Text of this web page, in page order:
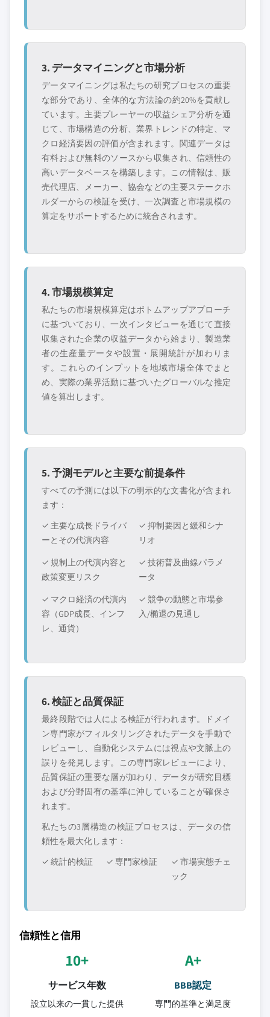
3. データマイニングと市場分析
データマイニングは私たちの研究プロセスの重要
な部分であり、全体的な方法論の約20%を貢献し
ています。主要プレーヤーの収益シェア分析を通
じて、市場構造の分析、業界トレンドの特定、マ
クロ経済要因の評価が含まれます。関連データは
有料および無料のソースから収集され、信頼性の
高いデータベースを構築します。この情報は、販
売代理店、メーカー、協会などの主要ステークホ
ルダーからの検証を受け、一次調査と市場規模の
算定をサポートするために統合されます。
4. 市場規模算定
私たちの市場規模算定はボトムアップアプローチ
に基づいており、一次インタビューを通じて直接
収集された企業の収益データから始まり、製造業
者の生産量データや設置・展開統計が加わりま
す。これらのインプットを地域市場全体でまと
め、実際の業界活動に基づいたグローバルな推定
値を算出します。
5. 予測モデルと主要な前提条件
すべての予測には以下の明示的な文書化が含まれ
ます：
✓ 主要な成長ドライバ
ーとその代演内容
✓ 抑制要因と緩和シナ
リオ
✓ 規制上の代演内容と
政策変更リスク
✓ 技術普及曲線パラメ
ータ
✓ マクロ経済の代演内
容（GDP成長、インフ
レ、通貨）
✓ 競争の動態と市場参
入/椭退の見通し
6. 検証と品質保証
最終段階では人による検証が行われます。ドメイ
ン専門家がフィルタリングされたデータを手動で
レビューし、自動化システムには視点や文脈上の
誤りを発見します。この専門家レビューにより、
品質保証の重要な層が加わり、データが研究目標
および分野固有の基準に沖していることが確保さ
れます。
私たちの3層構造の検証プロセスは、データの信
頼性を最大化します：
✓ 統計的検証
✓ 専門家検証
✓ 市場実態チェ
ック
信頼性と信用
10+
サービス年数
設立以来の一貫した提供
A+
BBB認定
専門的基準と満足度